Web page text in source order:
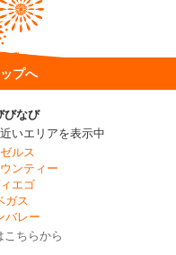
プへ
びなび
いエリアを表示中
ルス
ンティー
エゴ
ガス
バレー
こちらから